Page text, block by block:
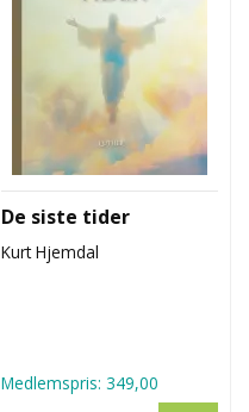
De siste tider
Kurt Hjemdal
Medlemspris: 349,00